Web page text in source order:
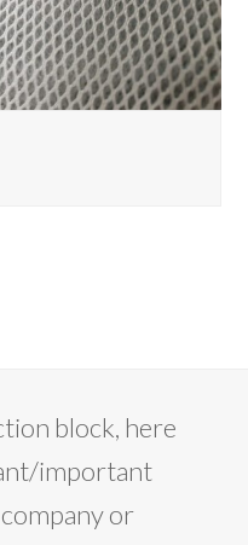
block, here
important
or